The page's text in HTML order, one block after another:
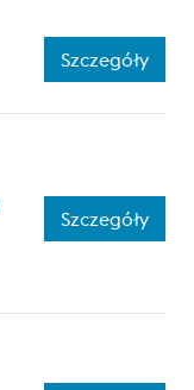
Szczegóły
Szczegóły